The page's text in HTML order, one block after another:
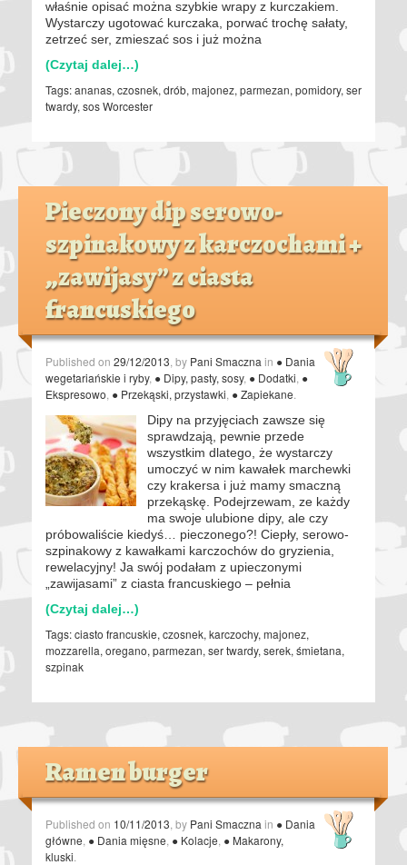
właśnie opisać można szybkie wrapy z kurczakiem.
Wystarczy ugotować kurczaka, porwać trochę sałaty,
zetrzeć ser, zmieszać sos i już można
(Czytaj dalej…)
Tags:ananas, czosnek, drób, majonez, parmezan, pomidory, ser
twardy, sos Worcester
Pieczony dip serowo-
szpinakowy z karczochami +
„zawijasy” z ciasta
francuskiego
Published on 29/12/2013 , by Pani Smaczna in ● Dania
wegetariańskie i ryby, ● Dipy, pasty, sosy, ● Dodatki ●
Ekspresowo ● Przekąski, przystawki ● Zapiekane
Dipy na przyjęciach zawsze się
sprawdzają, pewnie przede
wszystkim dlatego, że wystarczy
umoczyć w nim kawałek marchewki
czy krakersa i już mamy smaczną
przekąskę. Podejrzewam, ze każdy
ma swoje ulubione dipy, ale czy
próbowaliście kiedyś… pieczonego?! Ciepły, serowo-
szpinakowy z kawałkami karczochów do gryzienia,
rewelacyjny! Ja swój podałam z upieczonymi
„zawijasami” z ciasta francuskiego – pełnia
(Czytaj dalej…)
Tags:ciasto francuskie, czosnek, karczochy, majonez,
mozzarella, oregano, parmezan, ser twardy, serek, śmietana,
szpinak
Ramen burger
Published on 10/11/2013 , by Pani Smaczna in ● Dania
główne ● Dania mięsne ● Kolacje ● Makarony,
kluski